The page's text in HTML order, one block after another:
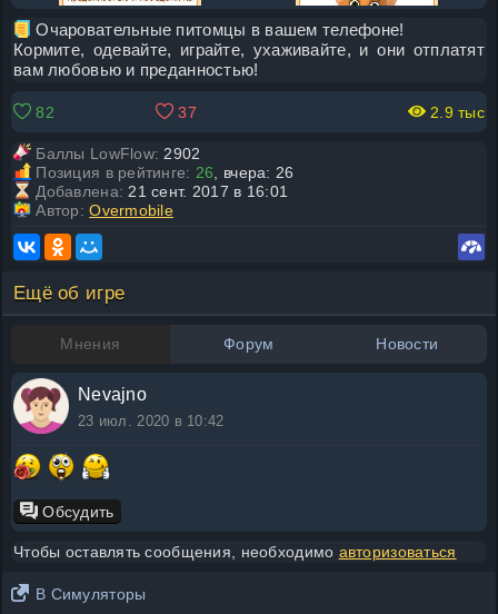
Очаровательные питомцы в вашем телефоне!
Кормите, одевайте, играйте, ухаживайте, и они отплатят
вам любовью и преданностью!
82 37 2.9 тыс
Баллы LowFlow: 2902
Позиция в рейтинге: 26 , вчера: 26
Добавлена: 21 сент. 2017 в 16:01
Автор: Overmobile
Ещё об игре
Мнения Форум Новости
Nevajno
23 июл. 2020 в 10:42
Обсудить
Чтобы оставлять сообщения, необходимо авторизоваться
В Симуляторы